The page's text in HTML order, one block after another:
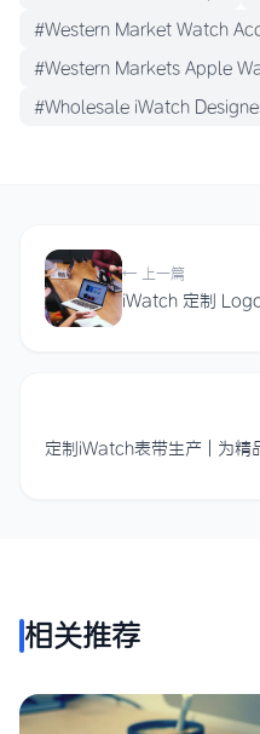
#Western Market Watch
#Western Markets Apple
#Wholesale iWatch
← 上一篇
相关推荐